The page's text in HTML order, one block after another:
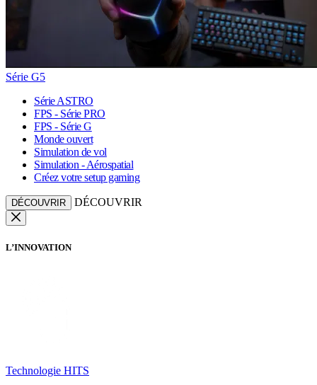
Série G5
Série ASTRO
FPS - Série PRO
FPS - Série G
Monde ouvert
Simulation de vol
Simulation - Aérospatial
Créez votre setup gaming
DÉCOUVRIR DÉCOUVRIR
L’INNOVATION
Technologie HITS